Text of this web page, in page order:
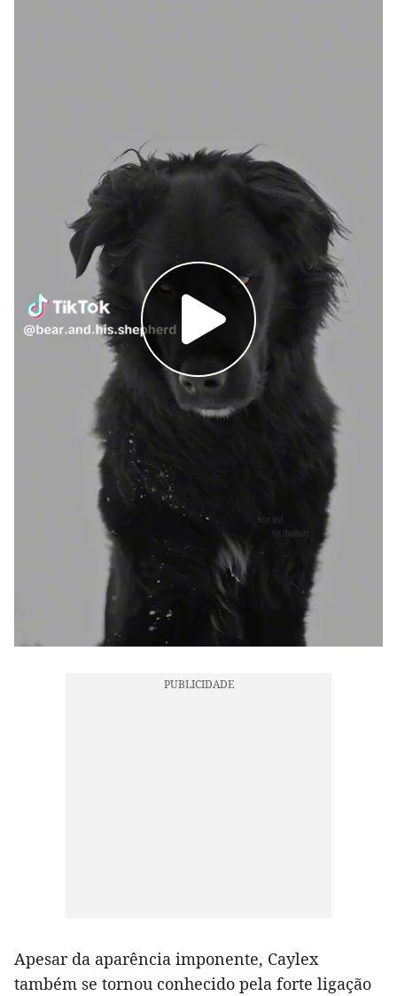
Apesar da aparência imponente, Caylex
também se tornou conhecido pela forte ligação